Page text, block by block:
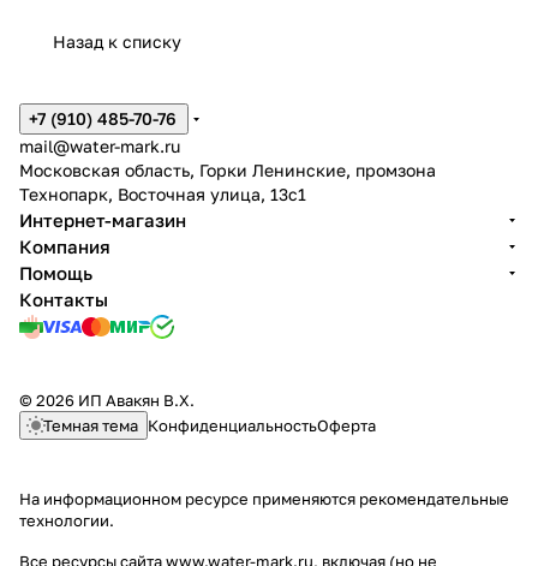
Назад к списку
+7 (910) 485-70-76
mail@water-mark.ru
Московская область, Горки Ленинские, промзона
Технопарк, Восточная улица, 13с1
Интернет-магазин
Компания
Помощь
Контакты
© 2026 ИП Авакян В.Х.
Темная тема КонфиденциальностьОферта
На информационном ресурсе применяются рекомендательные
технологии.
Все ресурсы сайта www.water-mark.ru, включая (но не